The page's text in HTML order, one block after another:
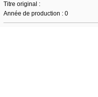
Titre original :
Année de production : 0